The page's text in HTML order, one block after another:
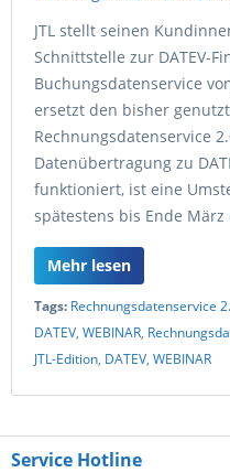
JTL stellt seinen
Schnittstelle zur DATEV-
Buchungsdatenservice
ersetzt den bisher
Rechnungsdatenservice
Datenübertragung zu
funktioniert, ist eine
spätestens bis Ende
Mehr lesen
Tags: Rechnungsdatenservice
DATEV, WEBINAR,
JTL-Edition, DATEV, WEBINAR
Service Hotline